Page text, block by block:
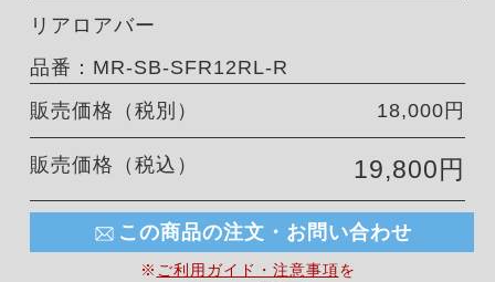
リアロアバー
品番：MR-SB-SFR12RL-R
販売価格（税別）
18,000円
販売価格（税込） 19,800円
この商品の注文・お問い合わせ
※ ご利用ガイド・注意事項を